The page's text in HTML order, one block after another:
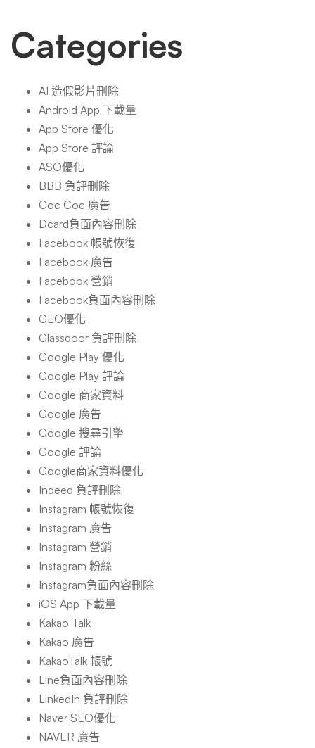
Categories
AI 造假影片刪除
Android App 下載量
App Store 優化
App Store 評論
ASO優化
BBB 負評刪除
Coc Coc 廣告
Dcard負面內容刪除
Facebook 帳號恢復
Facebook 廣告
Facebook 營銷
Facebook負面內容刪除
GEO優化
Glassdoor 負評刪除
Google Play 優化
Google Play 評論
Google 商家資料
Google 廣告
Google 搜尋引擎
Google 評論
Google商家資料優化
Indeed 負評刪除
Instagram 帳號恢復
Instagram 廣告
Instagram 營銷
Instagram 粉絲
Instagram負面內容刪除
iOS App 下載量
Kakao Talk
Kakao 廣告
KakaoTalk 帳號
Line負面內容刪除
LinkedIn 負評刪除
Naver SEO優化
NAVER 廣告